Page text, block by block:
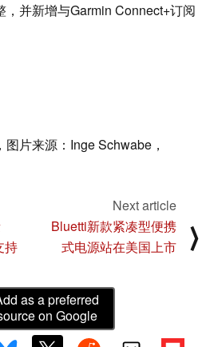
并新增与Garmin Connect+订阅
，图片来源：Inge Schwabe，
持
Next article
Bluetti新款紧凑型便携
式电源站在美国上市
⟩
as a preferred
on Google